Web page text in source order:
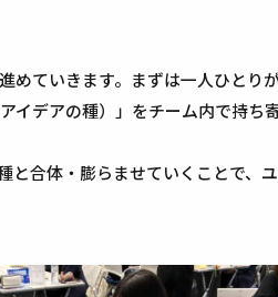
めていきます。まずは一人ひとり
デアの種）」をチーム内で持ち
合体・膨らませていくことで、